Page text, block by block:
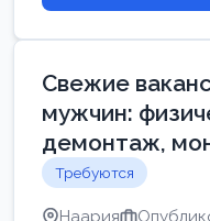
Свежие
мужчин:
демонтаж,
Требуются
Наария